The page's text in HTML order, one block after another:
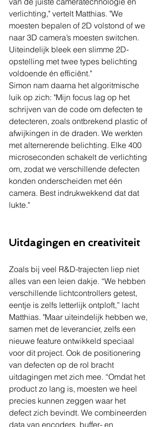
verlichting," vertelt Matthias. "We
moesten bepalen of 2D volstond of we
naar 3D camera’s moesten switchen.
Uiteindelijk bleek een slimme 2D-
opstelling met twee types belichting
voldoende én efficiënt."
Simon nam daarna het algoritmische
luik op zich: "Mijn focus lag op het
schrijven van de code om defecten te
detecteren, zoals ontbrekend plastic of
afwijkingen in de draden. We werkten
met alternerende belichting. Elke 400
microseconden schakelt de verlichting
om, zodat we verschillende defecten
konden onderscheiden met één
camera. Best indrukwekkend dat dat
lukte."
Uitdagingen en creativiteit
Zoals bij veel R&D-trajecten liep niet
alles van een leien dakje. “We hebben
verschillende lichtcontrollers getest,
eentje is zelfs letterlijk ontploft,” lacht
Matthias. "Maar uiteindelijk hebben we,
samen met de leverancier, zelfs een
nieuwe feature ontwikkeld speciaal
voor dit project. Ook de positionering
van defecten op de rol bracht
uitdagingen met zich mee. “Omdat het
product zo lang is, moesten we heel
precies kunnen zeggen waar het
defect zich bevindt. We combineerden
data van encoders, buffer- en